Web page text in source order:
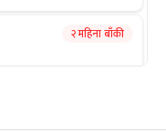
२ महिना बाँकी